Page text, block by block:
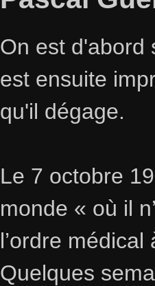
On est d'abord
est ensuite
qu'il dégage.
Le 7 octobre
monde « où il
l’ordre
Quelques